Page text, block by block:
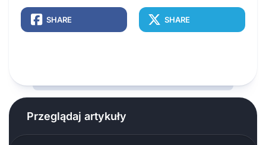
SHARE SHARE
Przeglądaj artykuły